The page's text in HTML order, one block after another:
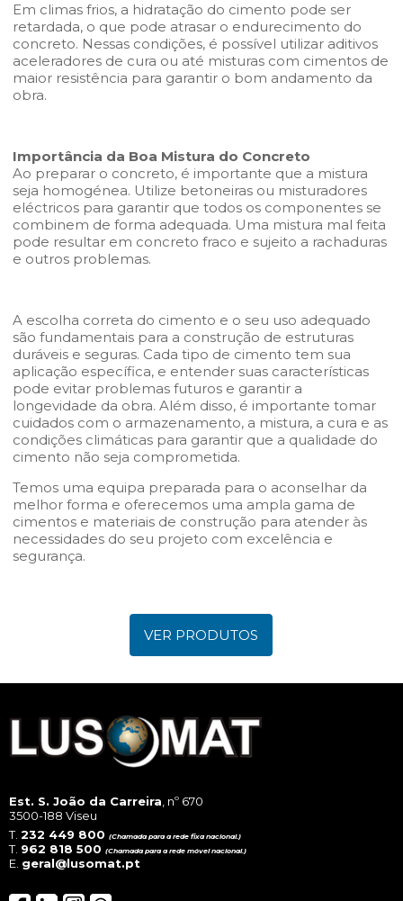
Em climas frios, a hidratação do cimento pode ser
retardada, o que pode atrasar o endurecimento do
concreto. Nessas condições, é possível utilizar aditivos
aceleradores de cura ou até misturas com cimentos de
maior resistência para garantir o bom andamento da
obra.
Importância da Boa Mistura do Concreto
Ao preparar o concreto, é importante que a mistura
seja homogénea. Utilize betoneiras ou misturadores
eléctricos para garantir que todos os componentes se
combinem de forma adequada. Uma mistura mal feita
pode resultar em concreto fraco e sujeito a rachaduras
e outros problemas.
A escolha correta do cimento e o seu uso adequado
são fundamentais para a construção de estruturas
duráveis e seguras. Cada tipo de cimento tem sua
aplicação específica, e entender suas características
pode evitar problemas futuros e garantir a
longevidade da obra. Além disso, é importante tomar
cuidados com o armazenamento, a mistura, a cura e as
condições climáticas para garantir que a qualidade do
cimento não seja comprometida.
Temos uma equipa preparada para o aconselhar da
melhor forma e oferecemos uma ampla gama de
cimentos e materiais de construção para atender às
necessidades do seu projeto com excelência e
segurança.
VER PRODUTOS
Est. S. João da Carreira , nº 670
3500-188 Viseu
T. 232 449 800 (Chamada para a rede fixa nacional.)
T. 962 818 500 (Chamada para a rede móvel nacional.)
E. geral@lusomat.pt